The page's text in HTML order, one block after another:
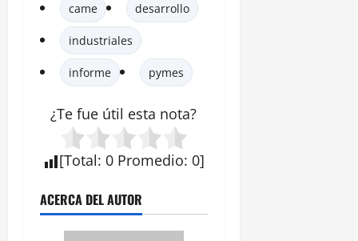
came desarrollo
industriales
informe pymes
¿Te fue útil esta nota?
[Total: 0 Promedio: 0]
ACERCA DEL AUTOR